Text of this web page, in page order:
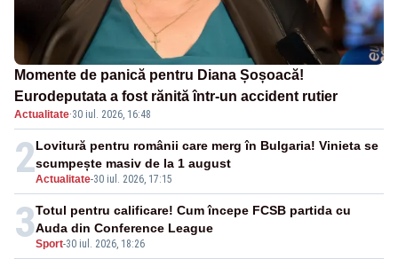
Momente de panică pentru Diana Șoșoacă!
Eurodeputata a fost rănită într-un accident rutier
Actualitate·30 iul. 2026, 16:48
2Actualitate-30 iul. 2026, 17:15
Lovitură pentru românii care merg în Bulgaria! Vinieta se
scumpește masiv de la 1 august
3Sport-30 iul. 2026, 18:26
Totul pentru calificare! Cum începe FCSB partida cu
Auda din Conference League